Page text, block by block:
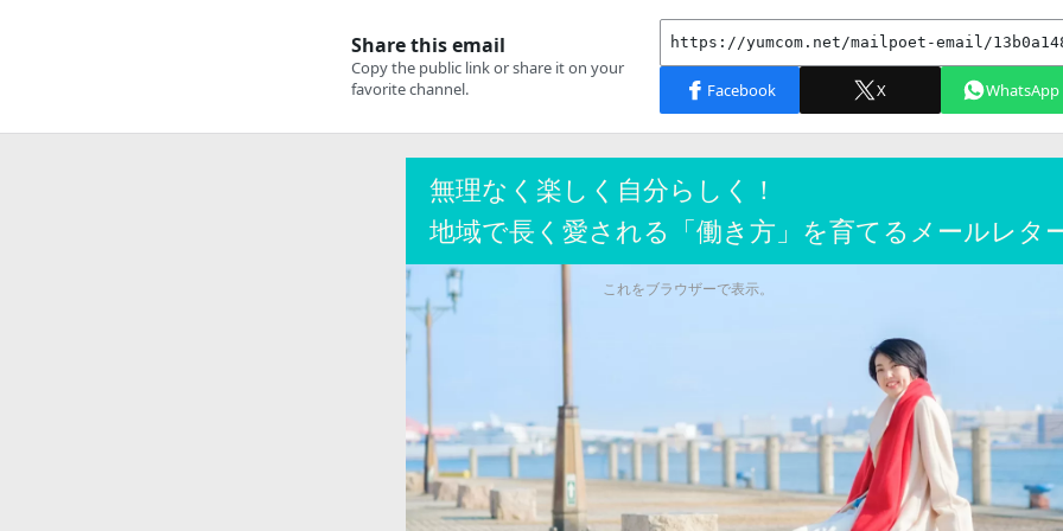
無理なく楽しく自分らしく！
地域で長く愛される「働き方」を育てるメールレタ
これをブラウザーで表示。